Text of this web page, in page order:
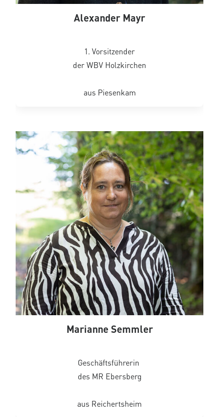
Alexander Mayr
1. Vorsitzender
der WBV Holzkirchen
aus Piesenkam
Marianne Semmler
Geschäftsführerin
des MR Ebersberg
aus Reichertsheim